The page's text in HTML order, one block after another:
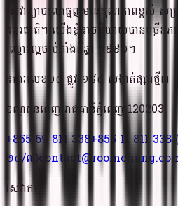
សេវាព្យាបាលធ្មេញមានគុណភាពខ្ពស់ ស
អន្តរជាតិ។ យើងខ្ញុំអាចនិយាយបានច្រើនភ
ឈ្មោះល្អចាប់តាំងពីឆ្នាំ ១៩៩៦។
អគារលេខ០៤ ផ្លូវ ១៨៤ សង្កាត់ផ្សារថ្មី៣
ខណ្ឌដូនពេញ​ រាជធានីភ្នំពេញ 120203
+855 69 811 338+855 11 811 338
២៤/៧)
សេវាកម្ម